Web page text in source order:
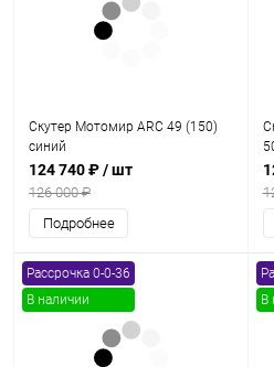
Скутер Мотомир ARC 49 (150)
синий
124 740 ₽/ шт
126 000 ₽
Подробнее
Рассрочка 0-0-36
В наличии
В